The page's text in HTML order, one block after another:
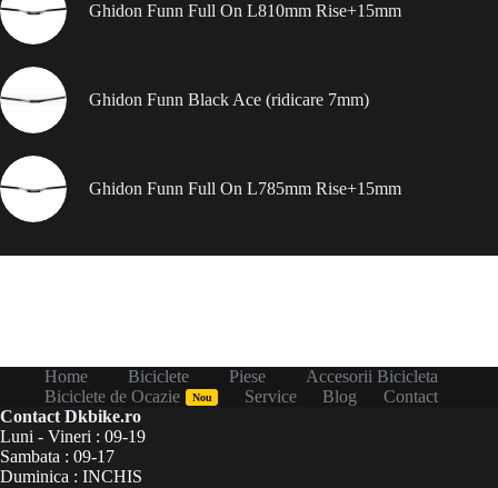
Ghidon Funn Full On L810mm Rise+15mm
Ghidon Funn Black Ace (ridicare 7mm)
Ghidon Funn Full On L785mm Rise+15mm
Home Biciclete Piese
Accesorii Bicicleta
Biciclete de Ocazie
Nou Service Blog
Contact
Contact Dkbike.ro
Luni - Vineri : 09-19
Sambata : 09-17
Duminica : INCHIS